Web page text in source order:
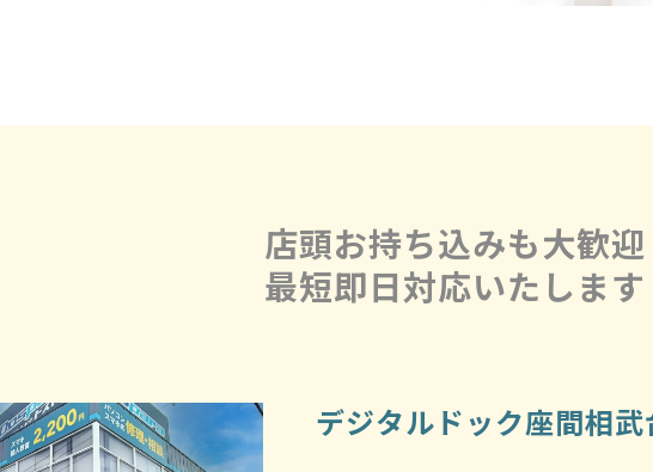
店頭お持ち込みも大歓迎
最短即日対応いたします
デジタルドック座間相武